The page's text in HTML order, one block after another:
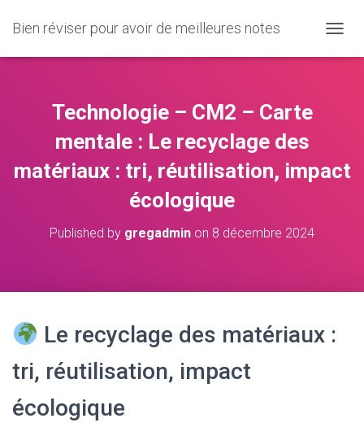
Bien réviser pour avoir de meilleures notes
U
E
R
G
Technologie – CM2 – Carte
mentale : Le recyclage des
matériaux : tri, réutilisation, impact
écologique
Published by gregadmin on 8 décembre 2024
Le recyclage des matériaux :
tri, réutilisation, impact
écologique